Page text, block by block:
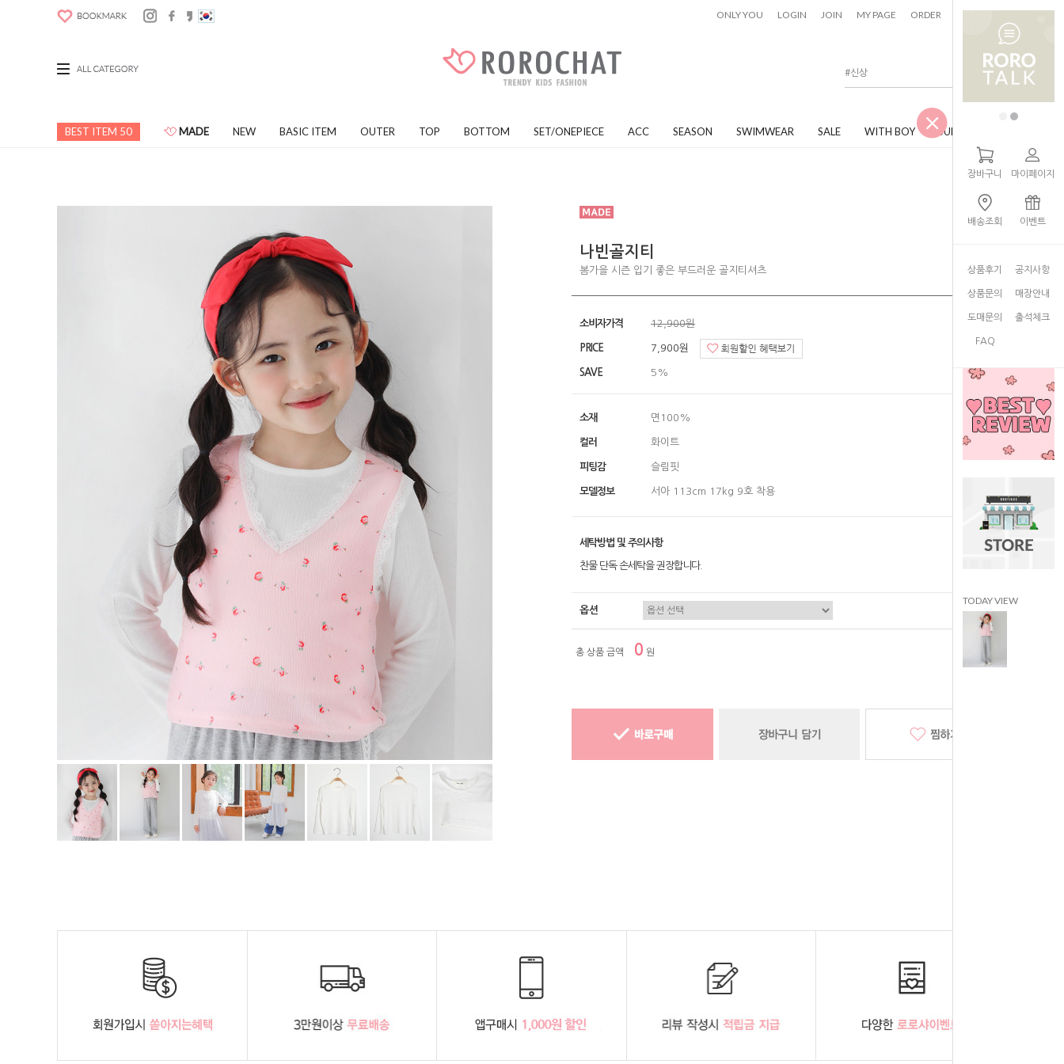
ONLY YOU LOGIN JOIN MY PAGE ORDER CART 0
BEST ITEM 50 MADE NEW BASIC ITEM OUTER TOP BOTTOM SET/ONEPIECE ACC SEASON SWIMWEAR SALE WITH BOY JUNIOR
장바구니 마이페이지
배송조회 이벤트
상품후기 공지사항
상품문의 매장안내
도매문의 출석체크
FAQ
TODAY VIEW
나빈골지티
봄가을 시즌 입기 좋은 부드러운 골지티셔츠
소비자가격 12,900원
PRICE 7,900원
SAVE 5%
소재 면100%
컬러 화이트
피팅감 슬림핏
모델정보 서아 113cm 17kg 9호 착용
세탁방법 및 주의사항
찬물 단독 손세탁을 권장합니다.
옵션
총 상품 금액 0 원